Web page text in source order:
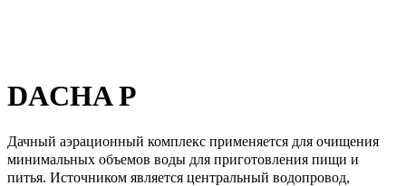
DACHA P
Дачный аэрационный комплекс применяется для очищения
минимальных объемов воды для приготовления пищи и
питья. Источником является центральный водопровод,